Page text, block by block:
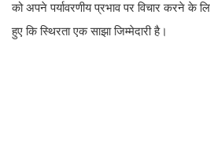
को अपने पर्यावरणीय प्रभाव पर विचार करने के
हुए कि स्थिरता एक साझा जिम्मेदारी है।